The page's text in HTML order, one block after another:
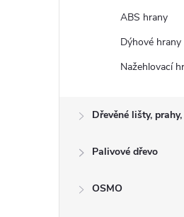
ABS hrany
Dýhové hrany
Nažehlovací
Dřevěné lišty,
Palivové dřevo
OSMO